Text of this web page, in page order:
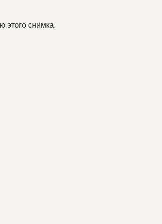
этого снимка.